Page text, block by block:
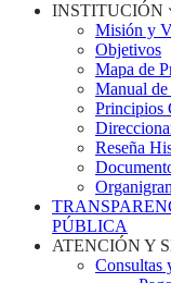
INSTITUCIÓN
Misión y
Objetivos
Mapa de
Manual
Principios
Reseña
PÚBLICA
ATENCIÓN Y
Consultas